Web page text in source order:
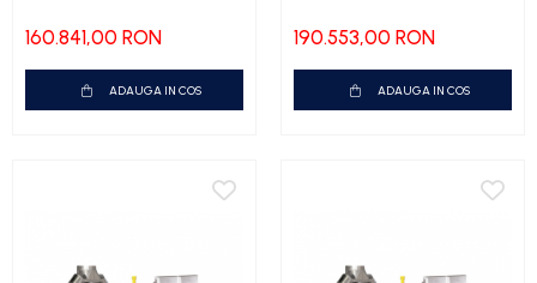
160.841,00 RON
ADAUGA IN COS
190.553,00 RON
ADAUGA IN COS